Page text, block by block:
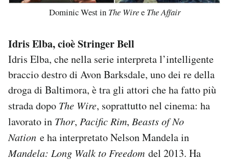
Dominic West in The Wiree The Affair
Idris Elba, cioè Stringer Bell
Idris Elba, che nella serie interpreta l’intelligente
braccio destro di Avon Barksdale, uno dei re della
droga di Baltimora, è tra gli attori che ha fatto più
strada dopo The Wire, soprattutto nel cinema: ha
lavorato in Thor, Pacific Rim, Beasts of No
Nation e ha interpretato Nelson Mandela in
Mandela: Long Walk to Freedom del 2013. Ha